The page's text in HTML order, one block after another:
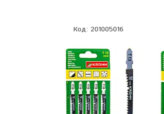
201005016